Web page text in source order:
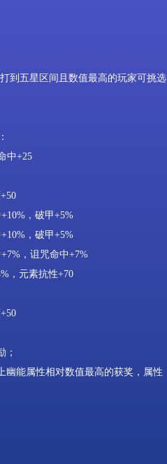
到五星区间且数值最高的玩家可挑选
中+25
+50
+10%，破甲+5%
+10%，破甲+5%
+7%，诅咒命中+7%
，元素抗性+70
+50
；
能属性相对数值最高的获奖， 属性